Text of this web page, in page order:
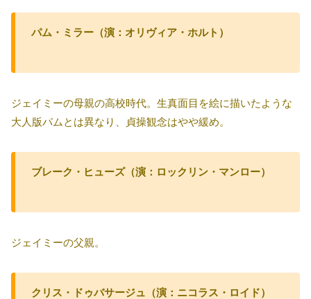
パム・ミラー（演：オリヴィア・ホルト）
ジェイミーの母親の高校時代。生真面目を絵に描いたような
大人版パムとは異なり、貞操観念はやや緩め。
ブレーク・ヒューズ（演：ロックリン・マンロー）
ジェイミーの父親。
クリス・ドゥバサージュ（演：ニコラス・ロイド）